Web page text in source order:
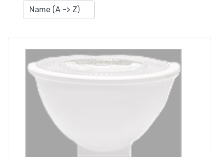
CATALOGUES
ABOUT US
CONTACT
263 710 898